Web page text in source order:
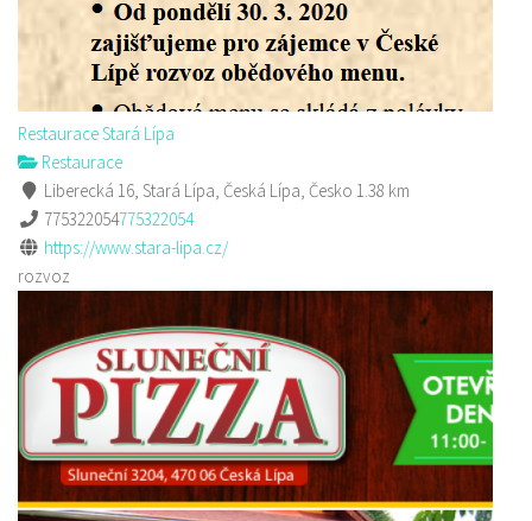
Restaurace Stará Lípa
Restaurace
Liberecká 16, Stará Lípa, Česká Lípa, Česko 1.38 km
775322054775322054
https://www.stara-lipa.cz/
rozvoz